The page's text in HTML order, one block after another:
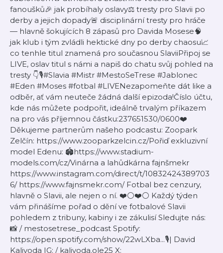
fanoušků🎉 jak probíhaly oslavy⚖️ tresty pro Slavii po
derby a jejich dopady🚨 disciplinární tresty pro hráče
— hlavně šokujících 8 zápasů pro Davida Mosese🧠
jak klub i tým zvládli hektické dny po derby chaosu📈
co tenhle titul znamená pro současnou SlaviiPřipoj se
LIVE, oslav titul s námi a napiš do chatu svůj pohled na
tresty 👇🎙️#Slavia #Mistr #MestoSeTrese #Jablonec
#Eden #Moses #fotbal #LIVENezapomeňte dát like a
odběr, ať vám neuteče žádná další epizoda!Číslo účtu,
kde nás můžete podpořit, ideálně trvalým příkazem
na pro vás příjemnou částku:237651530/0600❤️
Děkujeme partnerům našeho podcastu: Zoopark
Zelčín: https://www.zooparkzelcin.cz/Pořiď exkluzivní
model Edenu: 🏟️https://www.stadium-
models.com/cz/Vinárna a lahůdkárna fajnšmekr
https://www.instagram.com/direct/t/10832424389703
6/ https://www.fajnsmekr.com/ Fotbal bez cenzury,
hlavně o Slavii, ale nejen o ní. ❤️⚪❤️⚪ Každý týden
vám přinášíme pořad o dění ve fotbalové Slavii
pohledem z tribuny, kabiny i ze zákulisí Sledujte nás:
📸 / mestosetrese_podcast Spotify:
https://open.spotify.com/show/22wLXba...🎙️| David
Kalivoda IG: / kalivoda.ole25 X: